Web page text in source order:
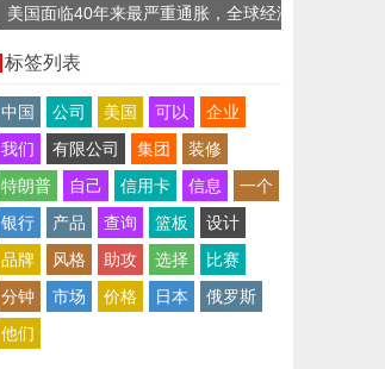
美国面临40年来最严重通胀，全球经济
标签列表
中国 公司 美国 可以
企业
我们
有限公司 集团
装修
特朗普
自己 信用卡 信息
一个
银行
产品 查询 篮板
设计
品牌
风格 助攻 选择
比赛
分钟
市场 价格 日本
俄罗斯
他们